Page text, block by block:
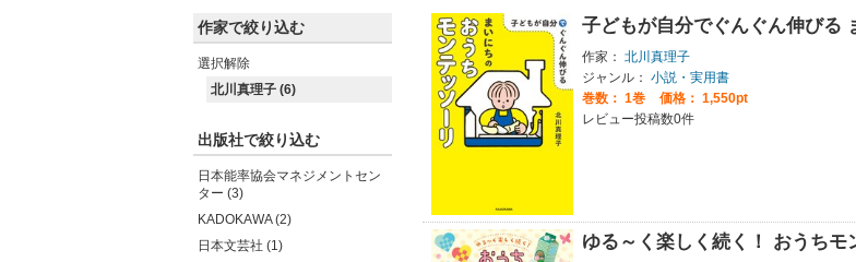
作家で絞り込む
選択解除
北川真理子 (6)
出版社で絞り込む
日本能率協会マネジメントセン
ター (3)
KADOKAWA (2)
日本文芸社 (1)
子どもが自分でぐんぐん伸びる
作家： 北川真理子
ジャンル： 小説・実用書
巻数： 1巻
価格： 1,550pt
レビュー投稿数0件
ゆる～く楽しく続く！ おうち